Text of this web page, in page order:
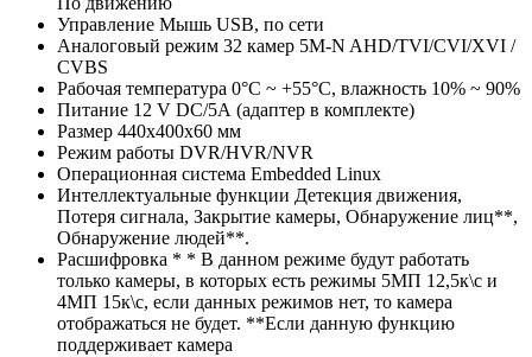
Управление Мышь USB, по сети
Аналоговый режим 32 камер 5M-N AHD/TVI/CVI/XVI /
CVBS
Рабочая температура 0°С ~ +55°С, влажность 10% ~ 90%
Питание 12 V DC/5А (адаптер в комплекте)
Размер 440х400х60 мм
Режим работы DVR/HVR/NVR
Операционная система Embedded Linux
Интеллектуальные функции Детекция движения,
Потеря сигнала, Закрытие камеры, Обнаружение лиц**,
Обнаружение людей**.
Расшифровка * * В данном режиме будут работать
только камеры, в которых есть режимы 5МП 12,5к\с и
4МП 15к\с, если данных режимов нет, то камера
отображаться не будет. **Если данную функцию
поддерживает камера